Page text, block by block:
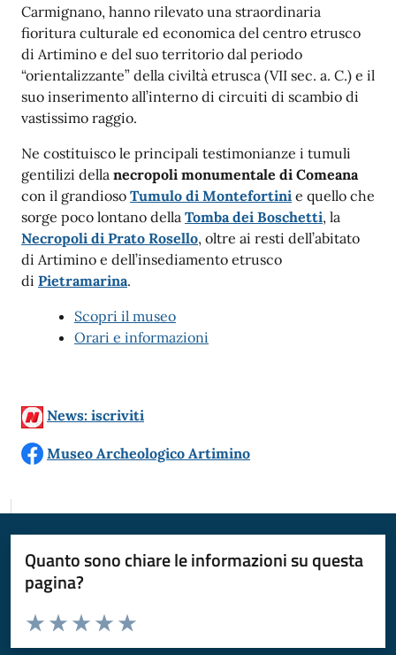
Carmignano, hanno rilevato una straordinaria
fioritura culturale ed economica del centro etrusco
di Artimino e del suo territorio dal periodo
“orientalizzante” della civiltà etrusca (VII sec. a. C.) e il
suo inserimento all’interno di circuiti di scambio di
vastissimo raggio.
Ne costituisco le principali testimonianze i tumuli
gentilizi della necropoli monumentale di Comeana
con il grandioso Tumulo di Montefortini e quello che
sorge poco lontano della Tomba dei Boschetti, la
Necropoli di Prato Rosello, oltre ai resti dell’abitato
di Artimino e dell’insediamento etrusco
di Pietramarina.
Scopri il museo
Orari e informazioni
News: iscriviti
Museo Archeologico Artimino
Quanto sono chiare le informazioni su questa
pagina?
Valuta da 1 a 5 stelle la pagina
Valuta 5 stelle su 5
Valuta 4 stelle su 5
Valuta 3 stelle su 5
Valuta 2 stelle su 5
Valuta 1 stelle su 5